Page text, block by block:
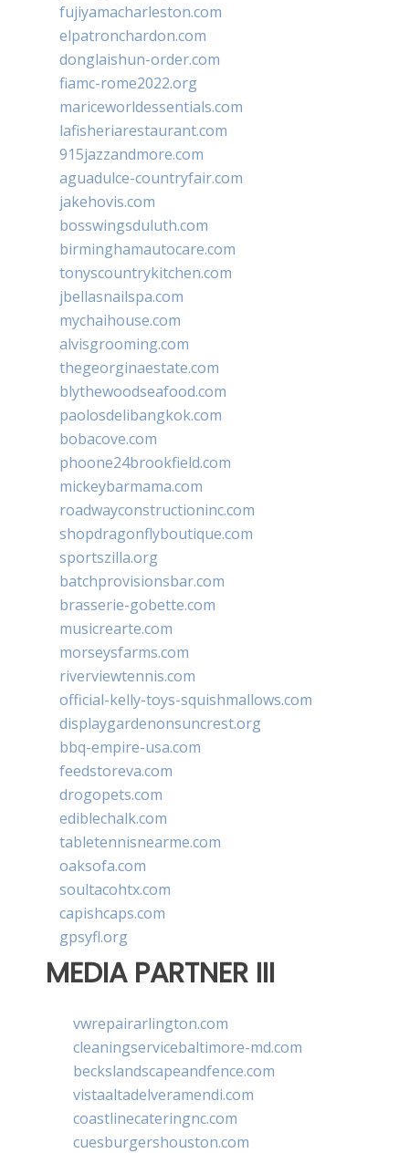
fujiyamacharleston.com
elpatronchardon.com
donglaishun-order.com
fiamc-rome2022.org
mariceworldessentials.com
lafisheriarestaurant.com
915jazzandmore.com
aguadulce-countryfair.com
jakehovis.com
bosswingsduluth.com
birminghamautocare.com
tonyscountrykitchen.com
jbellasnailspa.com
mychaihouse.com
alvisgrooming.com
thegeorginaestate.com
blythewoodseafood.com
paolosdelibangkok.com
bobacove.com
phoone24brookfield.com
mickeybarmama.com
roadwayconstructioninc.com
shopdragonflyboutique.com
sportszilla.org
batchprovisionsbar.com
brasserie-gobette.com
musicrearte.com
morseysfarms.com
riverviewtennis.com
official-kelly-toys-squishmallows.com
displaygardenonsuncrest.org
bbq-empire-usa.com
feedstoreva.com
drogopets.com
ediblechalk.com
tabletennisnearme.com
oaksofa.com
soultacohtx.com
capishcaps.com
gpsyfl.org
MEDIA PARTNER III
vwrepairarlington.com
cleaningservicebaltimore-md.com
beckslandscapeandfence.com
vistaaltadelveramendi.com
coastlinecateringnc.com
cuesburgershouston.com